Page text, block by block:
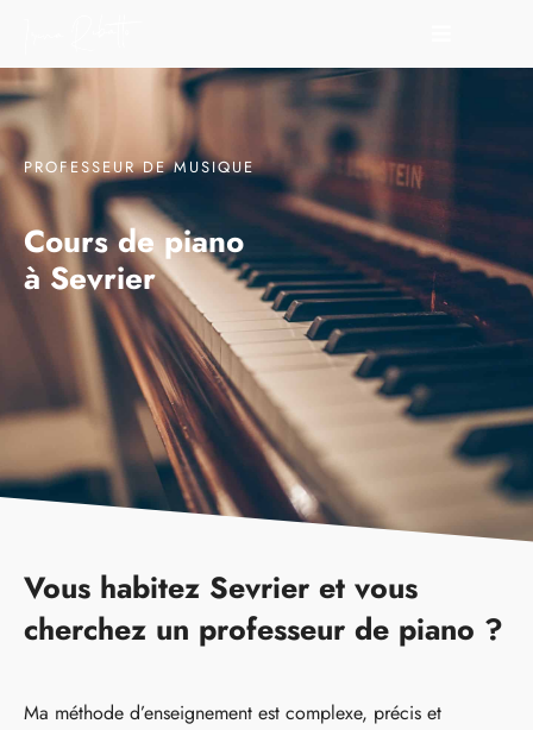
PROFESSEUR DE MUSIQUE
Cours de piano
à Sevrier
Vous habitez Sevrier et vous
cherchez un professeur de piano ?
Ma méthode d’enseignement est complexe, précis et